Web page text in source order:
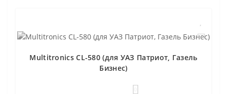
Multitronics CL-580 (для УАЗ Патриот, Газель
Бизнес)